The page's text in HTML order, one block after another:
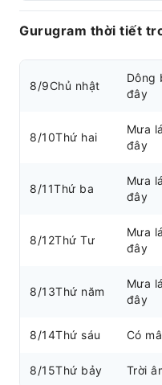
Gurugram thời tiết
8/9Chủ nhật
Dông
đây
8/10Thứ hai
Mưa
đây
8/11Thứ ba
Mưa
đây
8/12Thứ Tư
Mưa
đây
8/13Thứ năm
Mưa
đây
8/14Thứ sáu Có
8/15Thứ bảy Trời